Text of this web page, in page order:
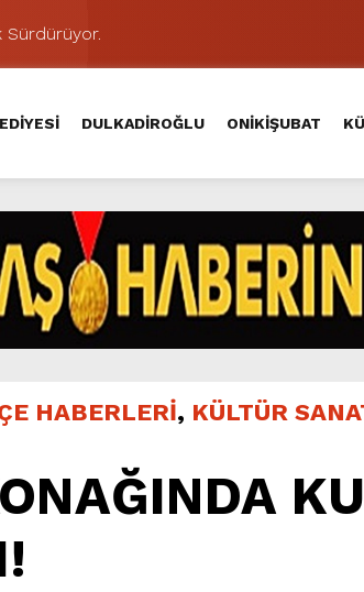
Sürdürüyor.
BAĞLARBAŞI MAHALLESİ
Başladı.
Yatırımını Tamamladı.
Kesti.
Serimini Sürdürüyor.
Asfalta Hazırlıyor.
DULKADİROĞLU ONİKİŞUBAT
HABERLERİ, KÜLTÜR